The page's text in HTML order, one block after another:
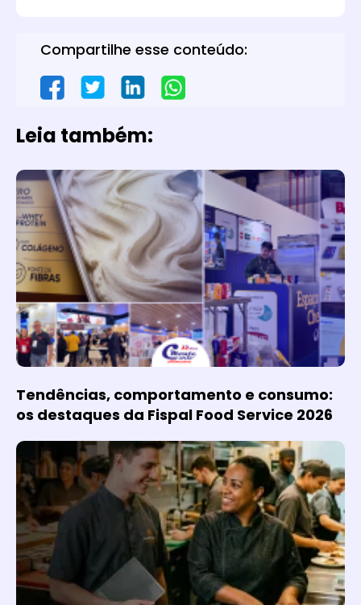
Compartilhe esse conteúdo:
Leia também:
Tendências, comportamento e consumo:
os destaques da Fispal Food Service 2026